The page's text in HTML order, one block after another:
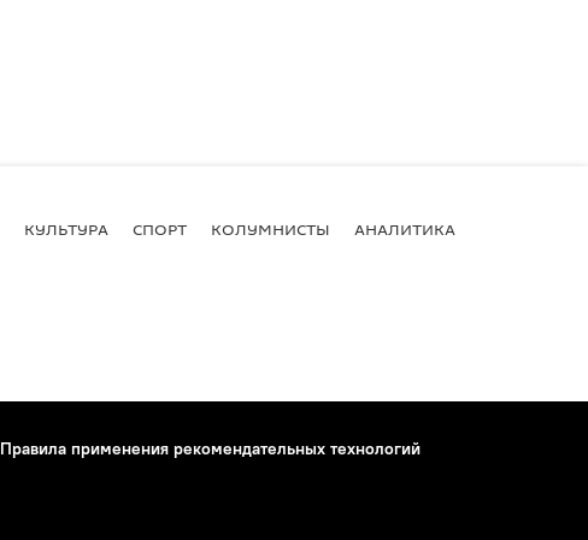
КУЛЬТУРА СПОРТ КОЛУМНИСТЫ АНАЛИТИКА
Правила применения рекомендательных технологий